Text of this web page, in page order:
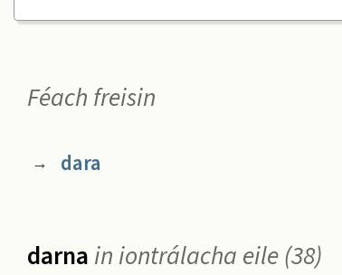
Féach freisin
→ dara
darna in iontrálacha eile (38)